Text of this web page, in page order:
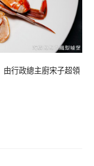
行政總主廚宋子超領